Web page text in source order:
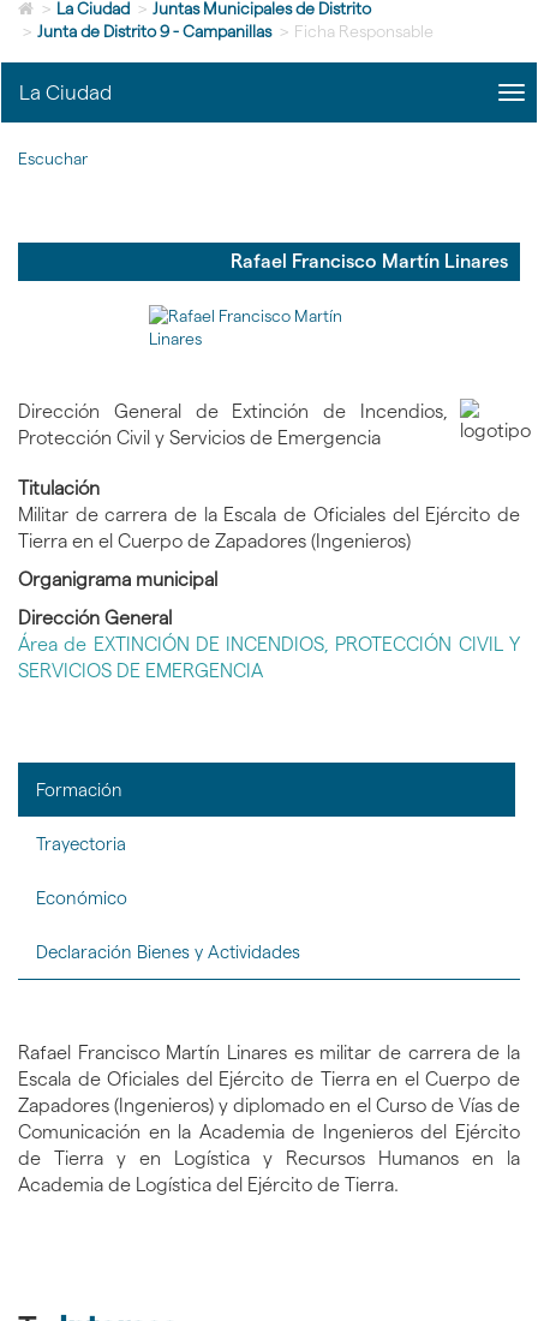
idioma
Icono
de
ir
a
página
> La Ciudad > Juntas Municipales de Distrito
> Junta de Distrito 9 - Campanillas > Ficha Responsable
La Ciudad
Escuchar
Rafael Francisco Martín Linares
Dirección General de Extinción de Incendios,
Protección Civil y Servicios de Emergencia
Titulación
Militar de carrera de la Escala de Oficiales del Ejército de
Tierra en el Cuerpo de Zapadores (Ingenieros)
Organigrama municipal
Dirección General
Área de EXTINCIÓN DE INCENDIOS, PROTECCIÓN CIVIL Y
SERVICIOS DE EMERGENCIA
Formación
Trayectoria
Económico
Declaración Bienes y Actividades
Rafael Francisco Martín Linares es militar de carrera de la
Escala de Oficiales del Ejército de Tierra en el Cuerpo de
Zapadores (Ingenieros) y diplomado en el Curso de Vías de
Comunicación en la Academia de Ingenieros del Ejército
de Tierra y en Logística y Recursos Humanos en la
Academia de Logística del Ejército de Tierra.